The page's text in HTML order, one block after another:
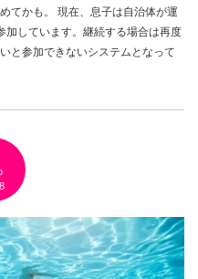
てかも。 現在、息子は自治体が運
加しています。継続する場合は再度
と参加できないシステムとなって